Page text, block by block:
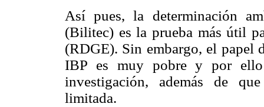
Así pues, la determinación
(Bilitec) es la prueba más útil
(RDGE). Sin embargo, el papel
IBP es muy pobre y por ello
investigación, además de
limitada.